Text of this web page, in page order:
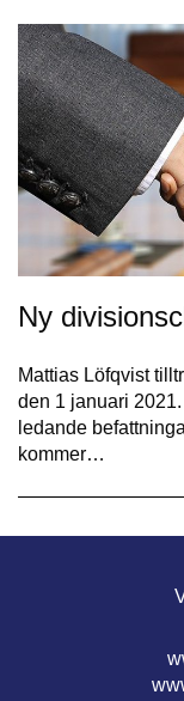
Ny
Mattias Löfqvist
den 1 januari
ledande
kommer…